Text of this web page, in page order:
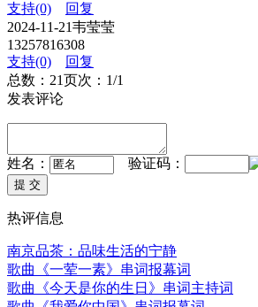
支持(0)
回复
2024-11-21韦莹莹
13257816308
支持(0)
回复
总数：21页次：1/1
发表评论
姓名： 验证码：
热评信息
南京品茶：品味生活的宁静
歌曲《一荤一素》串词报幕词
歌曲《今天是你的生日》串词主持词